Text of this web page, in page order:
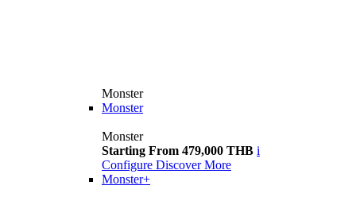
Monster
Monster
Monster
Starting From 479,000 THB i
Configure Discover More
Monster+